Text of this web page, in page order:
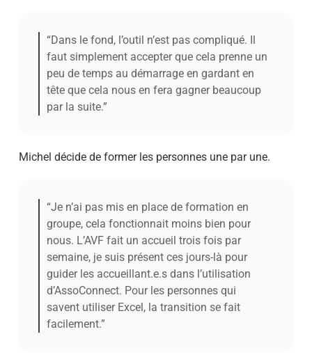
“Dans le fond, l’outil n’est pas compliqué. Il
faut simplement accepter que cela prenne un
peu de temps au démarrage en gardant en
tête que cela nous en fera gagner beaucoup
par la suite.”
Michel décide de former les personnes une par une.
“Je n’ai pas mis en place de formation en
groupe, cela fonctionnait moins bien pour
nous. L’AVF fait un accueil trois fois par
semaine, je suis présent ces jours-là pour
guider les accueillant.e.s dans l’utilisation
d’AssoConnect. Pour les personnes qui
savent utiliser Excel, la transition se fait
facilement.”